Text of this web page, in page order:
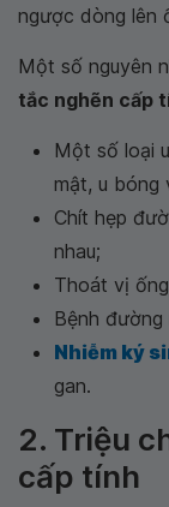
ngược dòng lên
Một số nguyên
tắc nghẽn cấp
Một số loại
mật, u bóng
Chít hẹp
nhau;
Thoát vị
Bệnh đường
Nhiễm ký
gan.
2. Triệu
cấp tính